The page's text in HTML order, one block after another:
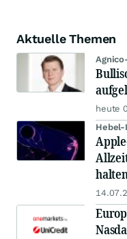
Aktuelle Themen
heute
Hebel-